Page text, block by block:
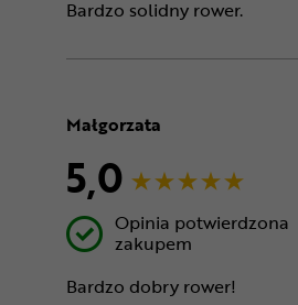
Bardzo solidny rower.
Małgorzata
5,0
Opinia potwierdzona
zakupem
Bardzo dobry rower!